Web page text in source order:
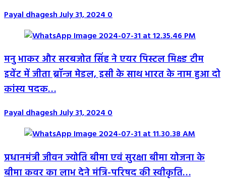
Payal dhageshJuly 31, 20240
मनु भाकर और सरबजोत सिंह ने एयर पिस्टल मिक्स्ड टीम
इवेंट में जीता ब्रॉन्ज मेडल, इसी के साथ भारत के नाम हुआ दो
कांस्य पदक…
Payal dhageshJuly 31, 20240
प्रधानमंत्री जीवन ज्योति बीमा एवं सुरक्षा बीमा योजना के
बीमा कवर का लाभ देने मंत्रि-परिषद की स्वीकृति…